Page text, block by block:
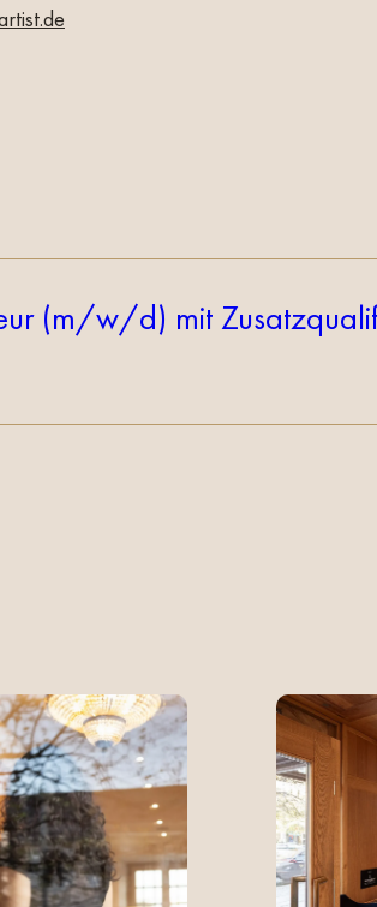
(m/w/d) mit
Stylisten/Ansprechpartner und
geben Dir den nötigen Freiraum, um Deine
job“ – direkt am Kunden, was dir eine
deiner fundierten und vielseitigen
hast ein positives wie auch gepflegtes